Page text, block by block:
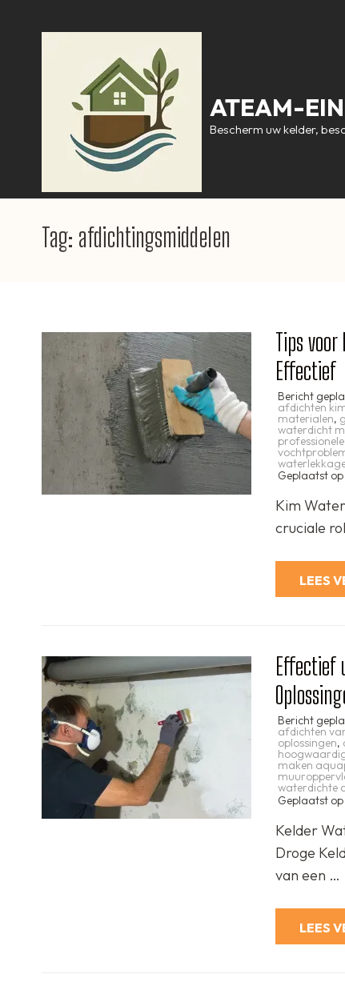
ATEAM-
Bescherm uw kelder,
Tag: afdichtingsmiddelen
Tips
Effectief
Bericht
afdichten
materialen,
waterdicht
Geplaatst op
Kim
cruciale
LEES
Effectief
Bericht
afdichten
oplossingen,
maken
waterdichte
Geplaatst op
Kelder
Droge
van een …
LEES